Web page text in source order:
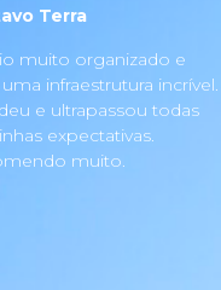
muito organizado e
infraestrutura incrível.
e ultrapassou todas
expectativas.
muito.
Terra